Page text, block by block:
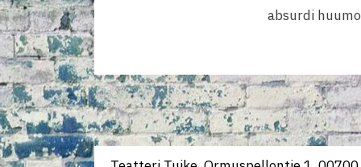
absurdi